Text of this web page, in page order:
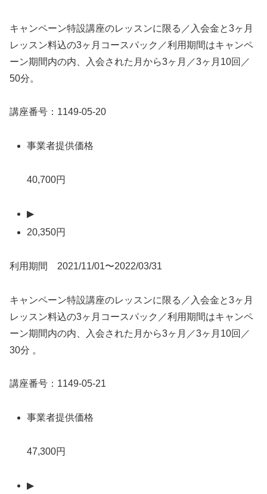
キャンペーン特設講座のレッスンに限る／入会金と3ヶ月
レッスン料込の3ヶ月コースパック／利用期間はキャンペ
ーン期間内の内、入会された月から3ヶ月／3ヶ月10回／
50分。
講座番号：1149-05-20
事業者提供価格
40,700円
▶
20,350円
利用期間 2021/11/01〜2022/03/31
キャンペーン特設講座のレッスンに限る／入会金と3ヶ月
レッスン料込の3ヶ月コースパック／利用期間はキャンペ
ーン期間内の内、入会された月から3ヶ月／3ヶ月10回／
30分 。
講座番号：1149-05-21
事業者提供価格
47,300円
▶